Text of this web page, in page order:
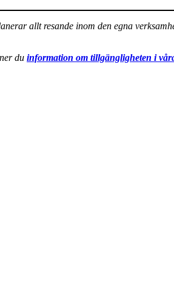
allt resande inom den egna
du information om tillgängligheten i